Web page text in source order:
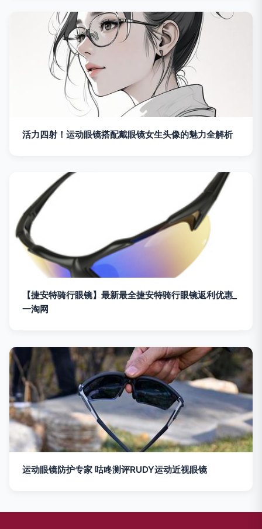
活力四射！运动眼镜搭配戴眼镜女生头像的魅力全解析
【捷安特骑行眼镜】最新最全捷安特骑行眼镜返利优惠_
一淘网
运动眼镜防护专家 咕咚测评RUDY运动近视眼镜